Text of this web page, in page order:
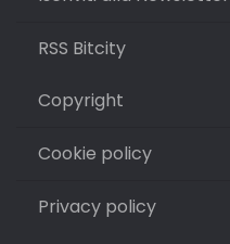
RSS Bitcity
Copyright
Cookie policy
Privacy policy